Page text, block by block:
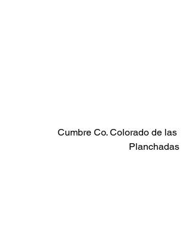
Cumbre Co. Colorado de las
Planchadas